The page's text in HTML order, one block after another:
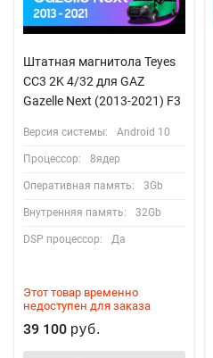
Штатная магнитола Teyes
CC3 2K 4/32 для GAZ
Gazelle Next (2013-2021) F3
Версия системы: Android 10
Процессор: 8ядер
Оперативная память: 3Gb
Внутренняя память: 32Gb
DSP процессор: Да
Этот товар временно
недоступен для заказа
39 100 руб.